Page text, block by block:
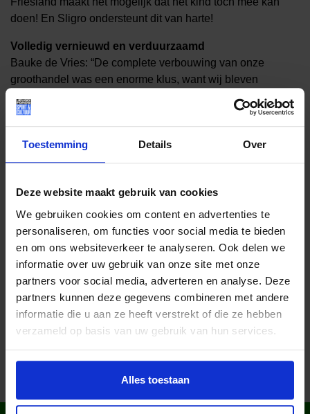
Toestemming Details Over
Deze website maakt gebruik van cookies
We gebruiken cookies om content en advertenties te
personaliseren, om functies voor social media te bieden
en om ons websiteverkeer te analyseren. Ook delen we
informatie over uw gebruik van onze site met onze
partners voor social media, adverteren en analyse. Deze
partners kunnen deze gegevens combineren met andere
informatie die u aan ze heeft verstrekt of die ze hebben
verzameld op basis van uw gebruik van hun services.
Alles toestaan
doen! En Sligro ondersteunt dit van harte!
Volledig vernieuwd en verduurzaamd
Bauke de Vries: “De complete verbouwing van onze
groothandel was een enorme klus, want wij bleven
gewoon in bedrijf en we hebben geprobeerd de overlast
voor onze klanten tot een minimum te beperken. Toch was
het af en toe een hindernisbaan en wij bedanken onze
klanten voor hun begrip en geduld. Vanaf nu gaan wij weer
gewoon ons werk doen, zoals ze dat van ons gewend
Lees meer nieuws
Deel dit bericht op social media!